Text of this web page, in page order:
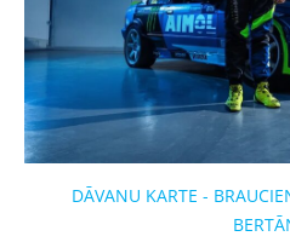
DĀVANU KARTE -